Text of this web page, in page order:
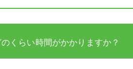
くらい時間がかかりますか？